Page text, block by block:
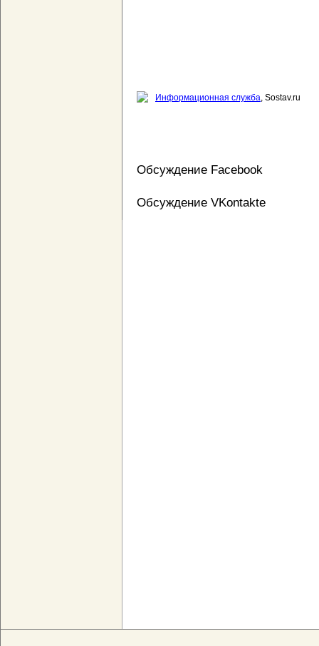
Информационная служба, Sostav.ru
Обсуждение Facebook
Обсуждение VKontakte